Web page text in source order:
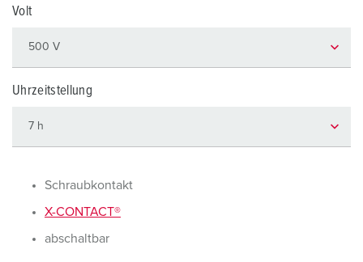
Volt
Uhrzeitstellung
Schraubkontakt
X-CONTACT®
abschaltbar